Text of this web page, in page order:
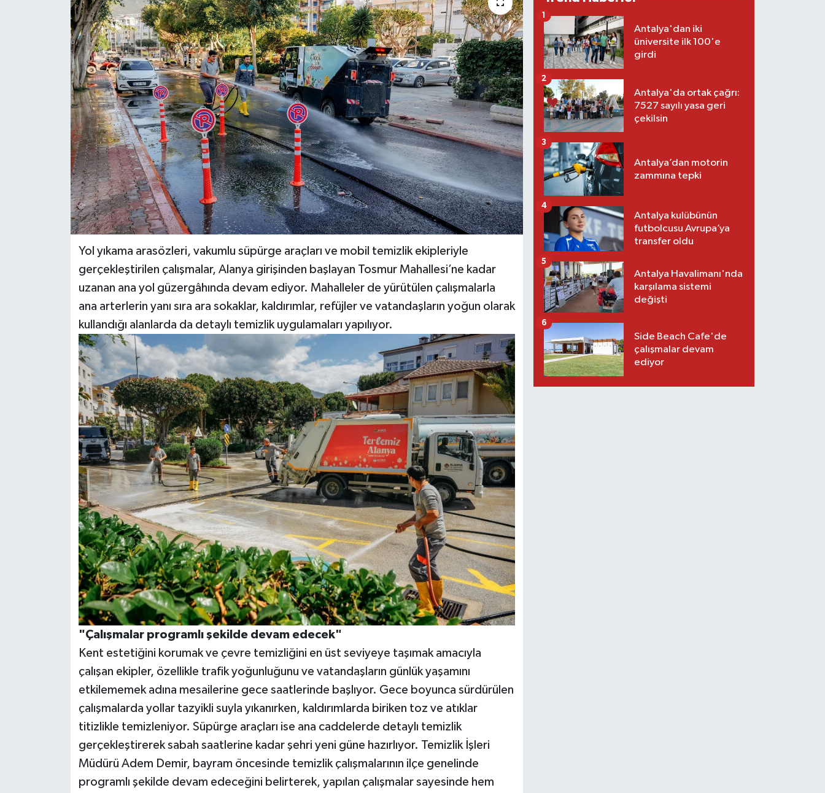
Yol yıkama arasözleri, vakumlu süpürge araçları ve mobil temizlik ekipleriyle
gerçekleştirilen çalışmalar, Alanya girişinden başlayan Tosmur Mahallesi’ne kadar
uzanan ana yol güzergâhında devam ediyor. Mahalleler de yürütülen çalışmalarla
ana arterlerin yanı sıra ara sokaklar, kaldırımlar, refüjler ve vatandaşların yoğun olarak
kullandığı alanlarda da detaylı temizlik uygulamaları yapılıyor.
"Çalışmalar programlı şekilde devam edecek"
Kent estetiğini korumak ve çevre temizliğini en üst seviyeye taşımak amacıyla
çalışan ekipler, özellikle trafik yoğunluğunu ve vatandaşların günlük yaşamını
etkilememek adına mesailerine gece saatlerinde başlıyor. Gece boyunca sürdürülen
çalışmalarda yollar tazyikli suyla yıkanırken, kaldırımlarda biriken toz ve atıklar
titizlikle temizleniyor. Süpürge araçları ise ana caddelerde detaylı temizlik
gerçekleştirerek sabah saatlerine kadar şehri yeni güne hazırlıyor. Temizlik İşleri
Müdürü Adem Demir, bayram öncesinde temizlik çalışmalarının ilçe genelinde
programlı şekilde devam edeceğini belirterek, yapılan çalışmalar sayesinde hem
Antalya'dan iki
üniversite ilk 100'e
girdi
1
Antalya'da ortak çağrı:
7527 sayılı yasa geri
çekilsin
2
Antalya’dan motorin
zammına tepki
3
Antalya kulübünün
futbolcusu Avrupa’ya
transfer oldu
4
Antalya Havalimanı'nda
karşılama sistemi
değişti
5
Side Beach Cafe'de
çalışmalar devam
ediyor
6
EĞİTİM
TURİZM
RÖPORTAJ
VİDEO HABERLER
YAZARLAR
RESMİ İLAN